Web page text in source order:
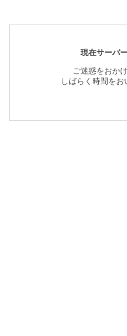
現在サーバ
ご迷惑をおか
しばらく時間を